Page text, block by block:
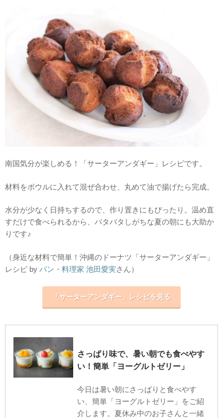
南国気分が楽しめる！「サーターアンダギー」レシピです。
材料をボウルに入れて混ぜ合わせ、丸めて油で揚げたら完成。
水分が少なく日持ちするので、作り置きにもぴったり。温め直
すだけで食べられるから、バタバタしがちな夏の朝にも大助か
りです♪
（身近な材料で簡単！沖縄のドーナツ「サーターアンダギー」
レシピ by パン・料理家 池田愛実さん）
「サーターアンダギー」レシピを見る
さっぱり味で、暑い朝でも食べやす
い！簡単「ヨーグルトゼリー」
今日は暑い朝にさっぱりと食べやす
い、簡単「ヨーグルトゼリー」をご紹
介します。夏休み中のお子さんと一緒